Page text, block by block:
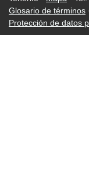
Glosario de términos ·
Protección de datos